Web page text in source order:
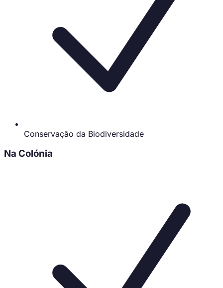
Conservação da Biodiversidade
Na Colónia